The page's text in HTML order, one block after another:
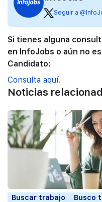
Seguir a
Si tienes alguna
en InfoJobs o aún no
Candidato:
Consulta aquí.
Noticias
Buscar trabajo
Busco